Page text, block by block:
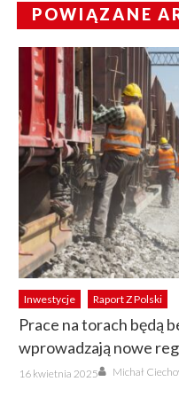
POWIĄZANE
Inwestycje Raport Z Polski
Prace na torach będą
wprowadzają nowe
Posted
on
16 kwietnia 2025 Author
Michał